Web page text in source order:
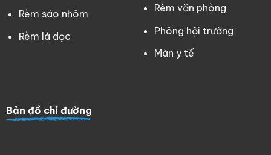
Rèm sáo nhôm
Rèm lá dọc
Rèm văn phòng
Phông hội trường
Màn y tế
Bản đồ chỉ đường